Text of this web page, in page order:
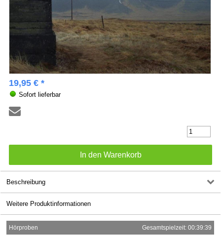
19,95 € *
Sofort lieferbar
Beschreibung
Weitere Produktinformationen
Hörproben Gesamtspielzeit: 00:39:39